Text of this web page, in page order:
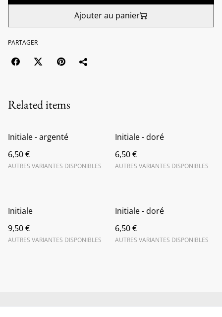
Ajouter au panier
PARTAGER
Related items
Initiale - argenté
6,50 €
AUTRES VARIANTES DISPONIBLES
Initiale - doré
6,50 €
AUTRES VARIANTES DISPONIBLES
Initiale
9,50 €
AUTRES VARIANTES DISPONIBLES
Initiale - doré
6,50 €
AUTRES VARIANTES DISPONIBLES